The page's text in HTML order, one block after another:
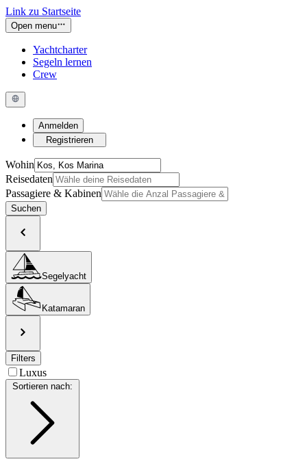
Link zu Startseite
Open menu
Yachtcharter
Segeln lernen
Crew
Anmelden
Registrieren
Wohin
Reisedaten
Passagiere & Kabinen
Suchen
Segelyacht
Katamaran
Filters
Luxus
Sortieren nach